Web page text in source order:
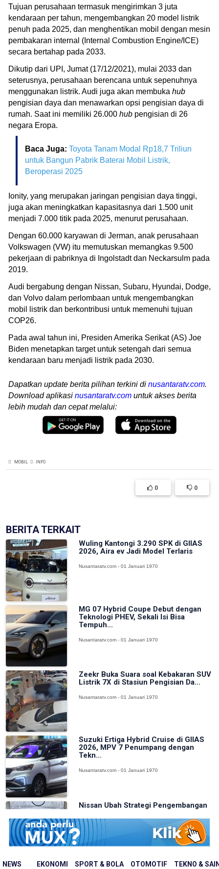
NEWS EKONOMI SPORT & BOLA OTOMOTIF TEKNO &
Tujuan perusahaan termasuk mengirimkan 3 juta
kendaraan per tahun, mengembangkan 20 model listrik
penuh pada 2025, dan menghentikan mobil dengan mesin
pembakaran internal (Internal Combustion Engine/ICE)
secara bertahap pada 2033.
Dikutip dari UPI, Jumat (17/12/2021), mulai 2033 dan
seterusnya, perusahaan berencana untuk sepenuhnya
menggunakan listrik. Audi juga akan membuka hub
pengisian daya dan menawarkan opsi pengisian daya di
rumah. Saat ini memiliki 26.000 hub pengisian di 26
negara Eropa.
Baca Juga: Toyota Tanam Modal Rp18,7 Triliun
untuk Bangun Pabrik Baterai Mobil Listrik,
Beroperasi 2025
Ionity, yang merupakan jaringan pengisian daya tinggi,
juga akan meningkatkan kapasitasnya dari 1.500 unit
menjadi 7.000 titik pada 2025, menurut perusahaan.
Dengan 60.000 karyawan di Jerman, anak perusahaan
Volkswagen (VW) itu memutuskan memangkas 9.500
pekerjaan di pabriknya di Ingolstadt dan Neckarsulm pada
2019.
Audi bergabung dengan Nissan, Subaru, Hyundai, Dodge,
dan Volvo dalam perlombaan untuk mengembangkan
mobil listrik dan berkontribusi untuk memenuhi tujuan
COP26.
Pada awal tahun ini, Presiden Amerika Serikat (AS) Joe
Biden menetapkan target untuk setengah dari semua
kendaraan baru menjadi listrik pada 2030.
Dapatkan update berita pilihan terkini di nusantaratv.com.
Download aplikasi nusantaratv.com untuk akses berita
lebih mudah dan cepat melalui:
MOBIL INFO
0 0
BERITA TERKAIT
Wuling Kantongi 3.290 SPK di GIIAS
2026, Aira ev Jadi Model Terlaris
Nusantaratv.com - 01 Januari 1970
MG 07 Hybrid Coupe Debut dengan
Teknologi PHEV, Sekali Isi Bisa
Tempuh...
Nusantaratv.com - 01 Januari 1970
Zeekr Buka Suara soal Kebakaran SUV
Listrik 7X di Stasiun Pengisian Da...
Nusantaratv.com - 01 Januari 1970
Suzuki Ertiga Hybrid Cruise di GIIAS
2026, MPV 7 Penumpang dengan
Tekn...
Nusantaratv.com - 01 Januari 1970
Nissan Ubah Strategi Pengembangan
Nusantaratv.com - 01 Januari 1970